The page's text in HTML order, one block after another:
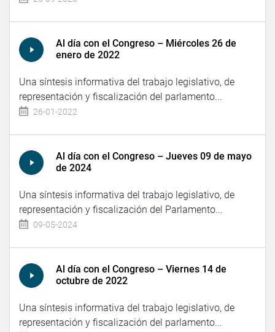
Al día con el Congreso – Miércoles 26 de
enero de 2022
Una síntesis informativa del trabajo legislativo, de
representación y fiscalización del parlamento...
26-01-2022
Al día con el Congreso – Jueves 09 de mayo
de 2024
Una síntesis informativa del trabajo legislativo, de
representación y fiscalización del Parlamento...
09-05-2024
Al día con el Congreso – Viernes 14 de
octubre de 2022
Una síntesis informativa del trabajo legislativo, de
representación y fiscalización del parlamento...